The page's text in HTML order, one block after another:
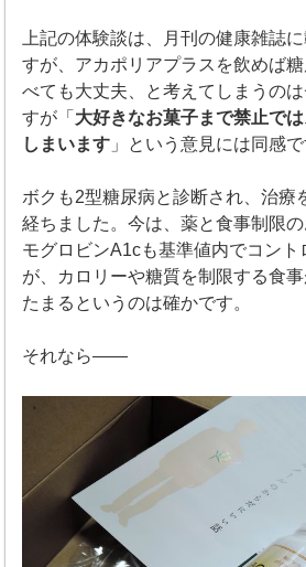
上記の体験談は、月刊の健康雑誌
すが、アカポリアプラスを飲めば
べても大丈夫、と考えてしまうの
すが「 大好きなお菓子まで禁止で
しまいます 」という意見には同感で
ボクも2型糖尿病と診断され、治療
経ちました。今は、薬と食事制限
モグロビンA1cも基準値内でコント
が、カロリーや糖質を制限する食
たまるというのは確かです。
それなら――